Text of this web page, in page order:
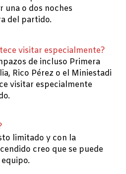
una o dos noches
del partido.
visitar especialmente?
de incluso Primera
Rico Pérez o el Miniestadi
visitar especialmente
limitado y con la
creo que se puede